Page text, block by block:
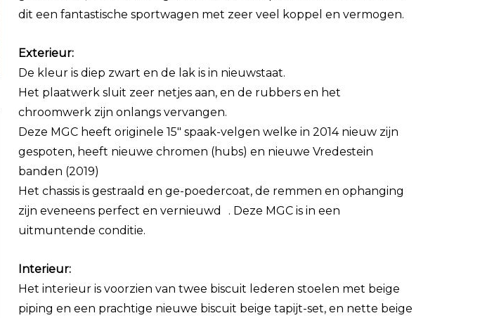
dit een fantastische sportwagen met zeer veel koppel en vermogen.
Exterieur:
De kleur is diep zwart en de lak is in nieuwstaat.
Het plaatwerk sluit zeer netjes aan, en de rubbers en het
chroomwerk zijn onlangs vervangen.
Deze MGC heeft originele 15″ spaak-velgen welke in 2014 nieuw zijn
gespoten, heeft nieuwe chromen (hubs) en nieuwe Vredestein
banden (2019)
Het chassis is gestraald en ge-poedercoat, de remmen en ophanging
zijn eveneens perfect en vernieuwd . Deze MGC is in een
uitmuntende conditie.
Interieur:
Het interieur is voorzien van twee biscuit lederen stoelen met beige
piping en een prachtige nieuwe biscuit beige tapijt-set, en nette beige